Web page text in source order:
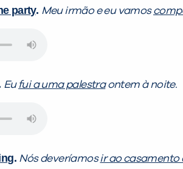
party. Meu irmão e eu vamos
Eu fui a uma palestraontem à noite.
. Nós deveríamosir ao casamento